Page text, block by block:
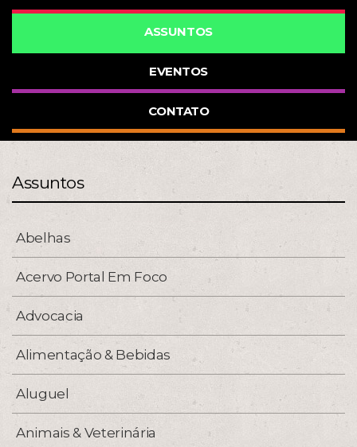
ASSUNTOS
EVENTOS
CONTATO
Assuntos
Abelhas
Acervo Portal Em Foco
Advocacia
Alimentação & Bebidas
Aluguel
Animais & Veterinária